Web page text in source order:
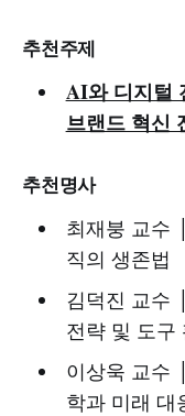
추천주제
AI와 디지털
브랜드 혁신
추천명사
최재붕 교수
직의 생존법
김덕진 교수
전략 및 도구
이상욱 교수
학과 미래 대